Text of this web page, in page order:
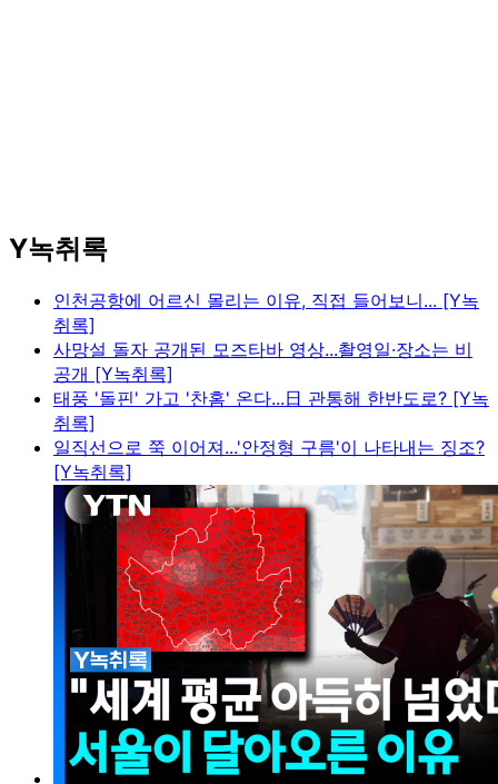
Y녹취록
인천공항에 어르신 몰리는 이유, 직접 들어보니... [Y녹
취록]
사망설 돌자 공개된 모즈타바 영상...촬영일·장소는 비
공개 [Y녹취록]
태풍 '돌핀' 가고 '찬홈' 온다...日 관통해 한반도로? [Y녹
취록]
일직선으로 쭉 이어져...'안정형 구름'이 나타내는 징조?
[Y녹취록]